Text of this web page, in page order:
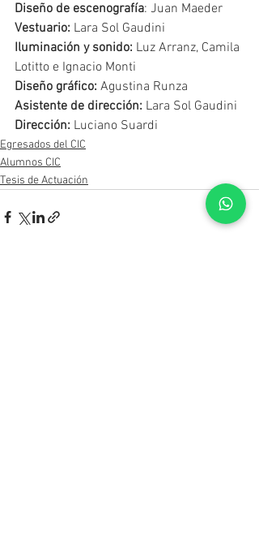
Diseño de escenografía: Juan Maeder
Vestuario: Lara Sol Gaudini
Iluminación y sonido: Luz Arranz, Camila
Lotitto e Ignacio Monti
Diseño gráfico: Agustina Runza
Asistente de dirección: Lara Sol Gaudini
Dirección: Luciano Suardi
Egresados del CIC
Alumnos CIC
Tesis de Actuación